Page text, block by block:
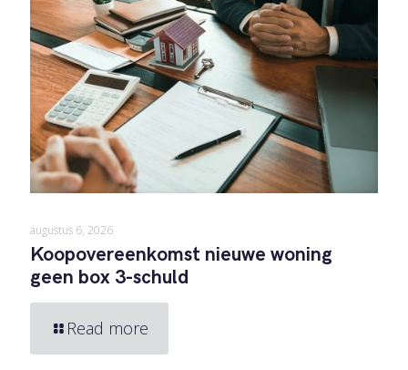
augustus 6, 2026
Koopovereenkomst nieuwe woning
geen box 3-schuld
Read more